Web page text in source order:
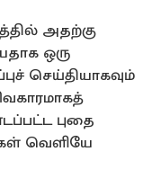
அதற்கு
ஒரு
செய்தியாகவும்
புதை
வெளியே